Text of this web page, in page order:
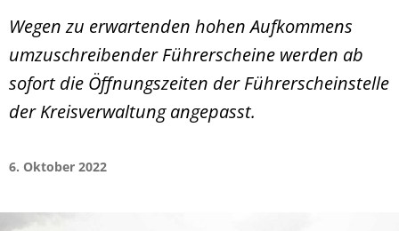
Wegen zu erwartenden hohen Aufkommens
umzuschreibender Führerscheine werden ab
sofort die Öffnungszeiten der Führerscheinstelle
der Kreisverwaltung angepasst.
6. Oktober 2022